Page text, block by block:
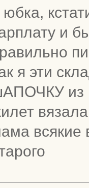
юбка,
и
я эти
вязала
всякие